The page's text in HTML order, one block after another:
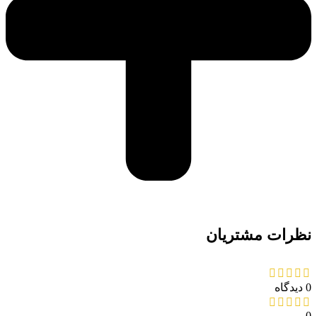
نظرات مشتریان
0 دیدگاه